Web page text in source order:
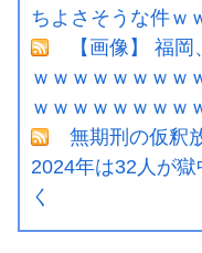
ちよさそうな件ｗ
【画像】 福
ｗｗｗｗｗｗｗｗ
ｗｗｗｗｗｗｗｗ
無期刑の仮釈
2024年は32人が
く